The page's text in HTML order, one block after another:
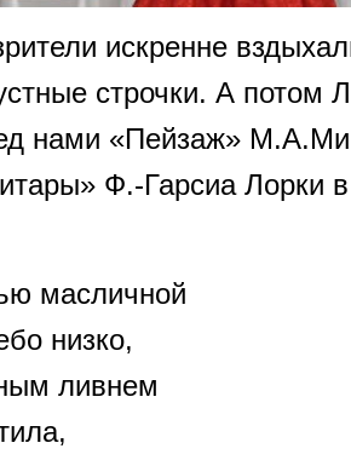
искренне
строчки. А потом
нами «Пейзаж»
Ф.-Гарсиа Лорки
масличной
низко,
ливнем